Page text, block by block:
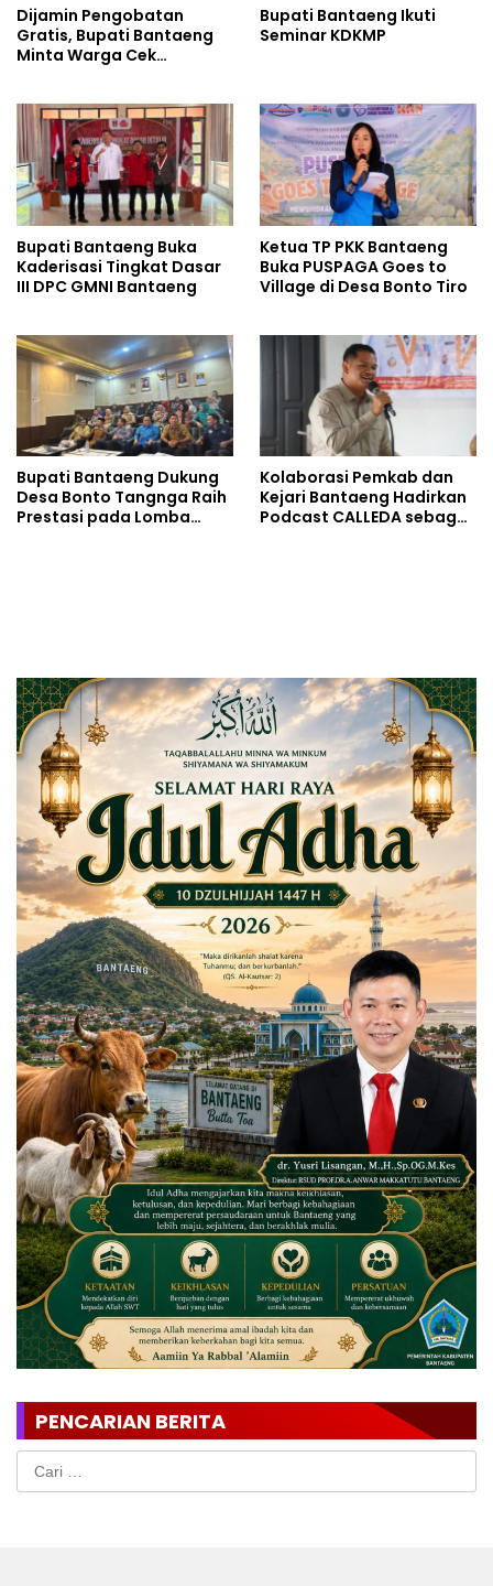
Dijamin Pengobatan
Gratis, Bupati Bantaeng
Minta Warga Cek
Bupati Bantaeng Ikuti
Seminar KDKMP
Bupati Bantaeng Buka
Kaderisasi Tingkat Dasar
III DPC GMNI Bantaeng
Ketua TP PKK Bantaeng
Buka PUSPAGA Goes to
Village di Desa Bonto Tiro
Bupati Bantaeng Dukung
Desa Bonto Tangnga Raih
Prestasi pada Lomba
Kolaborasi Pemkab dan
Kejari Bantaeng Hadirkan
Podcast CALLEDA sebagai
PENCARIAN BERITA
Cari
untuk: